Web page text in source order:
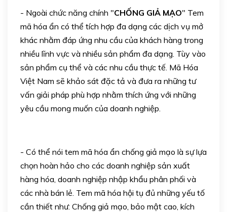
- Ngoài chức năng chính "CHỐNG GIẢ MẠO" Tem
mã hóa ẩn có thể tích hợp đa dạng các dịch vụ mở
khác nhằm đáp ứng nhu cầu của khách hàng trong
nhiều lĩnh vực và nhiều sản phẩm đa dạng. Tùy vào
sản phẩm cụ thể và các nhu cầu thực tế. Mã Hóa
Việt Nam sẽ khảo sát đặc tả và đưa ra những tư
vấn giải pháp phù hợp nhằm thích ứng với những
yêu cầu mong muốn của doanh nghiệp.
- Có thể nói tem mã hóa ẩn chống giả mạo là sự lựa
chọn hoàn hảo cho các doanh nghiệp sản xuất
hàng hóa, doanh nghiệp nhập khẩu phân phối và
các nhà bán lẻ. Tem mã hóa hội tụ đủ những yếu tố
cần thiết như: Chống giả mạo, bảo mật cao, kích